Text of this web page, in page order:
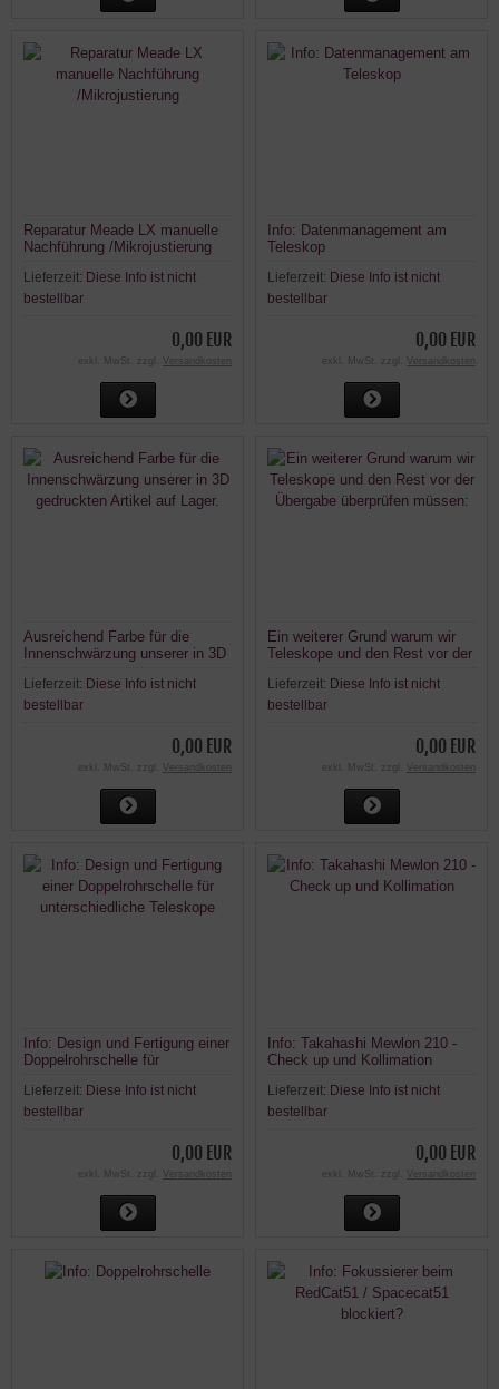
Reparatur Meade LX manuelle
Nachführung /Mikrojustierung
Lieferzeit: Diese Info ist nicht
bestellbar
0,00 EUR
exkl. MwSt. zzgl. Versandkosten
Info: Datenmanagement am
Teleskop
Lieferzeit: Diese Info ist nicht
bestellbar
0,00 EUR
exkl. MwSt. zzgl. Versandkosten
Ausreichend Farbe für die
Innenschwärzung unserer in 3D
Lieferzeit: Diese Info ist nicht
bestellbar
0,00 EUR
exkl. MwSt. zzgl. Versandkosten
Ein weiterer Grund warum wir
Teleskope und den Rest vor der
Lieferzeit: Diese Info ist nicht
bestellbar
0,00 EUR
exkl. MwSt. zzgl. Versandkosten
Info: Design und Fertigung einer
Doppelrohrschelle für
Lieferzeit: Diese Info ist nicht
bestellbar
0,00 EUR
exkl. MwSt. zzgl. Versandkosten
Info: Takahashi Mewlon 210 -
Check up und Kollimation
Lieferzeit: Diese Info ist nicht
bestellbar
0,00 EUR
exkl. MwSt. zzgl. Versandkosten